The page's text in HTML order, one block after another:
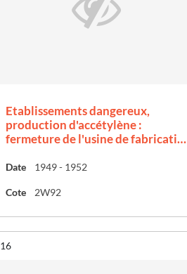
Etablissements dangereux,
production d'accétylène :
fermeture de l'usine de fabricati…
Date 1949 - 1952
Cote 2W92
Résultat n°
16